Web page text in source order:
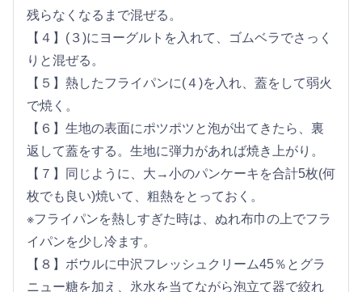
残らなくなるまで混ぜる。
【４】(３)にヨーグルトを入れて、ゴムベラでさっく
りと混ぜる。
【５】熱したフライパンに(４)を入れ、蓋をして弱火
で焼く。
【６】生地の表面にポツポツと泡が出てきたら、裏
返して蓋をする。生地に弾力があれば焼き上がり。
【７】同じように、大→小のパンケーキを合計5枚(何
枚でも良い)焼いて、粗熱をとっておく。
※フライパンを熱しすぎた時は、ぬれ布巾の上でフラ
イパンを少し冷ます。
【８】ボウルに中沢フレッシュクリーム45％とグラ
ニュー糖を加え、氷水を当てながら泡立て器で絞れ